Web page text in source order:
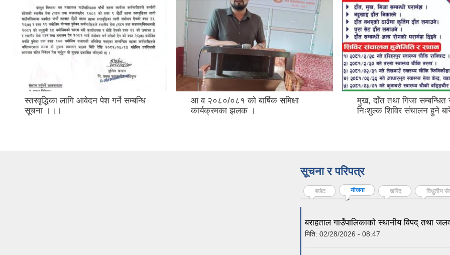
स्तरवृद्धिका लागि आवेदन पेश गर्ने सम्बन्धि
सूचना ।।।
आ व २०८०/०८१ को बार्षिक समिक्षा
कार्यक्रमका झलक ।
मुख, दाँत तथा गिजा सम्बन्धित
निःशुल्क शिविर संचालन हुने
सूचना र परिपत्र
बजेट योजना(active tab)खरिद विधुतीय
बराहताल गाउँपालिकाकाे स्थानीय विपद् तथा
मिति: 02/28/2026 - 08:47